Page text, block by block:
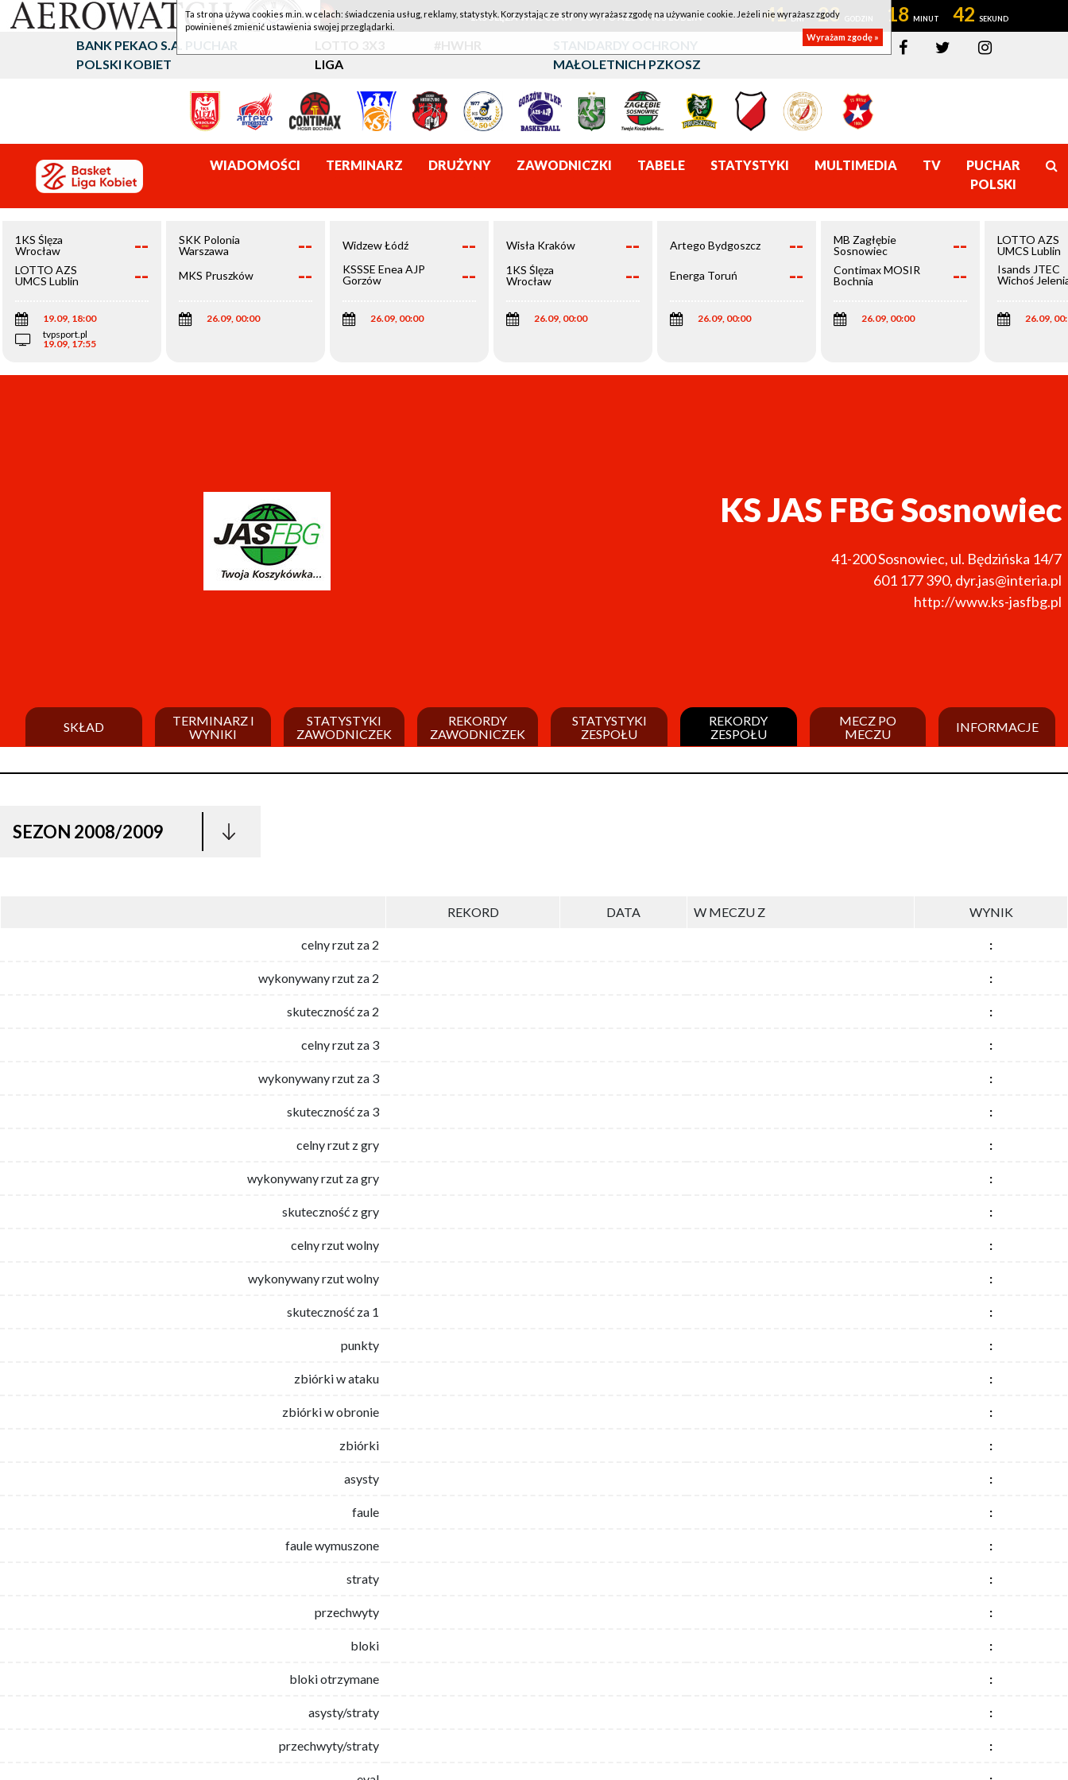
1KS ŚLĘZA WROCŁAW - LOTTO AZS UMCS LUBLIN 41 23 18 41
BANK PEKAO S.A. PUCHAR
POLSKI KOBIET
LOTTO 3X3
LIGA
#HWHR
STANDARDY OCHRONY
MAŁOLETNICH PZKOSZ
WIADOMOŚCI TERMINARZ DRUŻYNY ZAWODNICZKI TABELE STATYSTYKI MULTIMEDIA TV
PUCHAR
POLSKI
1KS Ślęza
Wrocław
--
LOTTO AZS
UMCS Lublin
--
19.09, 18:00
tvpsport.pl
19.09, 17:55
SKK Polonia
Warszawa
--
MKS Pruszków --
26.09, 00:00
Widzew Łódź --
KSSSE Enea AJP
Gorzów
--
26.09, 00:00
Wisła Kraków --
1KS Ślęza
Wrocław
--
26.09, 00:00
Artego Bydgoszcz --
Energa Toruń --
26.09, 00:00
MB Zagłębie
Sosnowiec
--
Contimax MOSIR
Bochnia
--
26.09, 00:00
LOTTO AZS
UMCS Lublin
Isands JTEC
Wichoś
26.09,
KS JAS FBG Sosnowiec
41-200Sosnowiec, ul. Będzińska 14/7
601 177 390, dyr.jas@interia.pl
http://www.ks-jasfbg.pl
SKŁAD
TERMINARZ I
WYNIKI
STATYSTYKI
ZAWODNICZEK
REKORDY
ZAWODNICZEK
STATYSTYKI
ZESPOŁU
REKORDY
ZESPOŁU
MECZ PO
MECZU
INFORMACJE
SEZON 2008/2009
REKORD DATA W MECZU Z WYNIK
celny rzut za 2 :
wykonywany rzut za 2 :
skuteczność za 2 :
celny rzut za 3 :
wykonywany rzut za 3 :
skuteczność za 3 :
celny rzut z gry :
wykonywany rzut za gry :
skuteczność z gry :
celny rzut wolny :
wykonywany rzut wolny :
skuteczność za 1 :
punkty :
zbiórki w ataku :
zbiórki w obronie :
zbiórki :
asysty :
faule :
faule wymuszone :
straty :
przechwyty :
bloki :
bloki otrzymane :
asysty/straty :
przechwyty/straty :
Ta strona używa cookies m.in. w celach: świadczenia usług, reklamy, statystyk. Korzystając ze strony wyrażasz zgodę na używanie cookie. Jeżeli nie wyrażasz zgody
powinieneś zmienić ustawienia swojej przeglądarki.
Wyrażam zgodę »